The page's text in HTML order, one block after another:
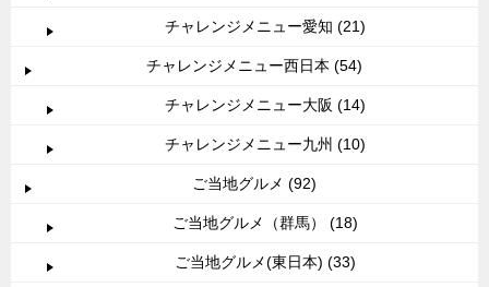
チャレンジメニュー愛知 (21)
チャレンジメニュー西日本 (54)
チャレンジメニュー大阪 (14)
チャレンジメニュー九州 (10)
ご当地グルメ (92)
ご当地グルメ（群馬） (18)
ご当地グルメ(東日本) (33)